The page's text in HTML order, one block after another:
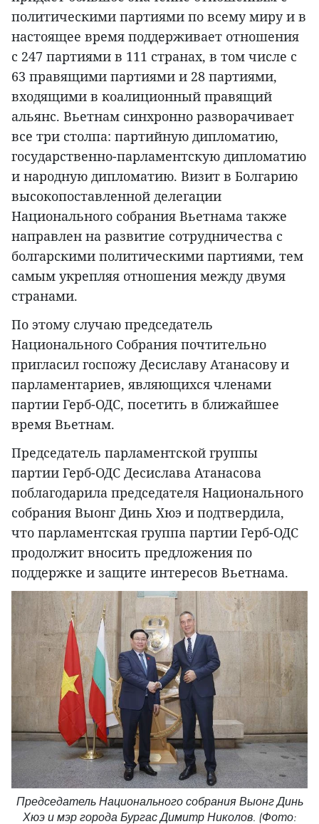
политическими партиями по всему миру и в
настоящее время поддерживает отношения
с 247 партиями в 111 странах, в том числе с
63 правящими партиями и 28 партиями,
входящими в коалиционный правящий
альянс. Вьетнам синхронно разворачивает
все три столпа: партийную дипломатию,
государственно-парламентскую дипломатию
и народную дипломатию. Визит в Болгарию
высокопоставленной делегации
Национального собрания Вьетнама также
направлен на развитие сотрудничества с
болгарскими политическими партиями, тем
самым укрепляя отношения между двумя
странами.
По этому случаю председатель
Национального Собрания почтительно
пригласил госпожу Десиславу Атанасову и
парламентариев, являющихся членами
партии Герб-ОДС, посетить в ближайшее
время Вьетнам.
Председатель парламентской группы
партии Герб-ОДС Десислава Атанасова
поблагодарила председателя Национального
собрания Выонг Динь Хюэ и подтвердила,
что парламентская группа партии Герб-ОДС
продолжит вносить предложения по
поддержке и защите интересов Вьетнама.
Председатель Национального собрания Выонг Динь
Хюэ и мэр города Бургас Димитр Николов. (Фото: